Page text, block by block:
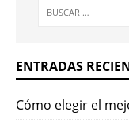
ENTRADAS
Cómo elegir el